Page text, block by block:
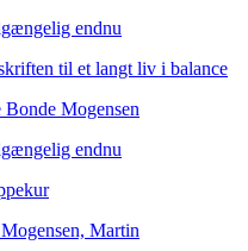
endnu
til et langt liv i balance
Mogensen
endnu
Martin